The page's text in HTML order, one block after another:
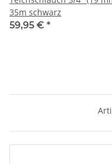
35m schwarz
59,95 € *